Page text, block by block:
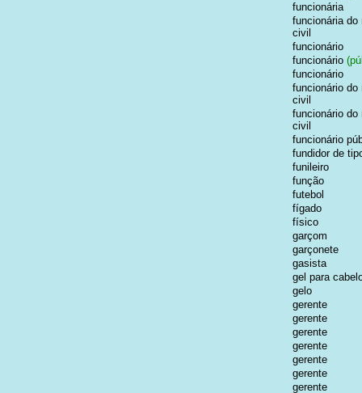
funcionária
funcionária do
civil
funcionário
funcionário
funcionário
funcionário do
civil
funcionário do
civil
funcionário
fundidor de
funileiro
função
futebol
fígado
físico
garçom
garçonete
gasista
gel para
gelo
gerente
gerente
gerente
gerente
gerente
gerente
gerente